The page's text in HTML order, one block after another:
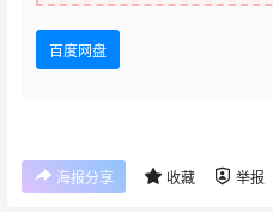
百度网盘
海报分享 收藏 举报